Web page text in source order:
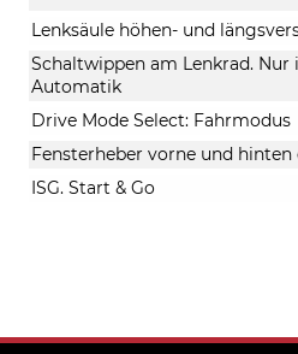
Lenksäule höhen- und
Schaltwippen am Lenkrad.
Automatik
Drive Mode Select: Fahrmodus
Fensterheber vorne und
ISG. Start & Go